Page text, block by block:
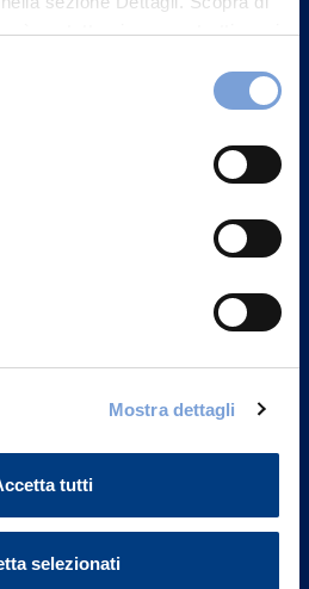
contattarci e come trattiamo i
sito nella sezione "Informativa
Mostra dettagli
tutti
selezionati